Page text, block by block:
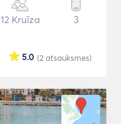
12 Kruīza 3
(2 atsauksmes)
5.0